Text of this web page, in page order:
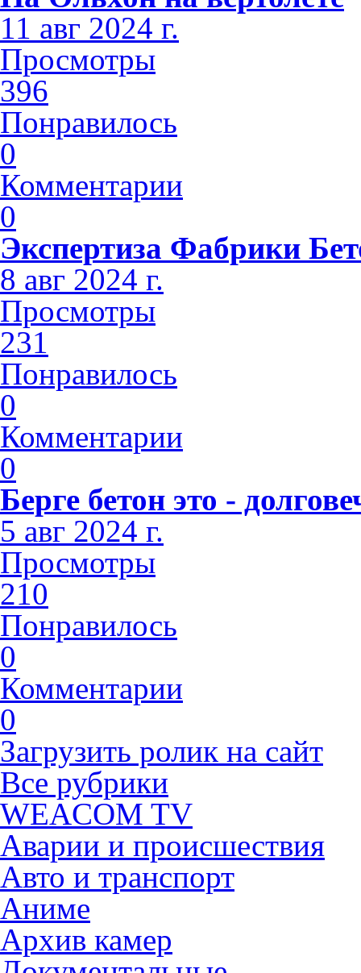
11 авг 2024 г.
Просмотры
396
Понравилось
0
Комментарии
0
Экспертиза Фабрики
8 авг 2024 г.
Просмотры
231
Понравилось
0
Комментарии
0
Берге бетон это -
5 авг 2024 г.
Просмотры
210
Понравилось
0
Комментарии
0
Загрузить ролик на сайт
Все рубрики
WEACOM TV
Аварии и происшествия
Авто и транспорт
Аниме
Архив камер